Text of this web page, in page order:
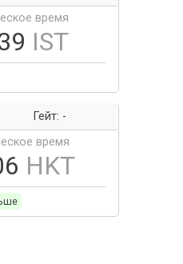
время
IST
Гейт: -
время
HKT